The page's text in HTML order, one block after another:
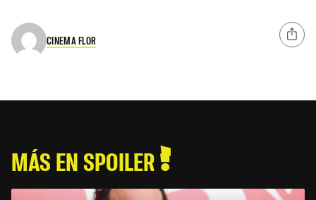
CINEMA FLOR
MÁS EN SPOILER